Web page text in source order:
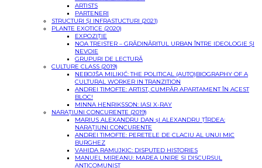
ARTISTS
PARTENERI
STRUCTURI ȘI INFRASTUCTURI (2021)
PLANTE EXOTICE (2020)
EXPOZIȚIE
NOA TREISTER – GRĂDINĂRITUL URBAN ÎNTRE IDEOLOGIE ȘI
NEVOIE
GRUPURI DE LECTURĂ
CULTURE CLASS (2019)
NEBOJŠA MILIKIĆ: THE POLITICAL (AUTO)BIOGRAPHY OF A
CULTURAL WORKER IN TRANZITION
ANDREI TIMOFTE: ARTIST, CUMPĂR APARTAMENT ÎN ACEST
BLOC!
MINNA HENRIKSSON: IASI X-RAY
NARAȚIUNI CONCURENTE (2019)
MARIUS ALEXANDRU DAN șI ALEXANDRU ȚÎRDEA:
NARAȚIUNI CONCURENTE
ANDREI TIMOFTE: PERETELE DE CLACIU AL UNUI MIC
BURGHEZ
VAHIDA RAMUJKIC: DISPUTED HISTORIES
MANUEL MIREANU: MAREA UNIRE SI DISCURSUL
ANTICOMUNIST